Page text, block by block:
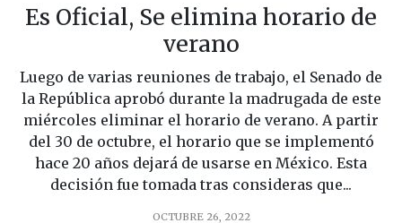
Es Oficial, Se elimina horario de
verano
Luego de varias reuniones de trabajo, el Senado de
la República aprobó durante la madrugada de este
miércoles eliminar el horario de verano. A partir
del 30 de octubre, el horario que se implementó
hace 20 años dejará de usarse en México. Esta
decisión fue tomada tras consideras que...
OCTUBRE 26, 2022